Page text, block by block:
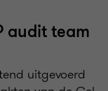
audit team
uitgevoerd